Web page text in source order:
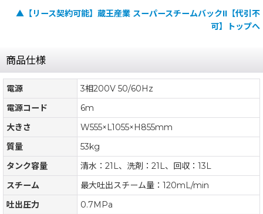
▲【リース契約可能】蔵王産業 スーパースチームバックII【代引不
可】トップへ
商品仕様
電源
3相200V 50/60Hz
電源コード
6m
大きさ
W555×L1055×H855mm
質量
53kg
タンク容量
清水：21L、洗剤：21L、回収：13L
スチーム
最大吐出スチーム量：120mL/min
吐出圧力
0.7MPa